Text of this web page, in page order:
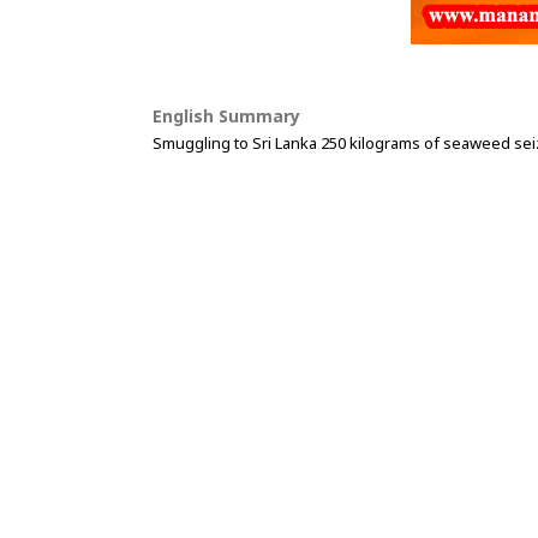
English Summary
Smuggling to Sri Lanka 250 kilograms of seaweed